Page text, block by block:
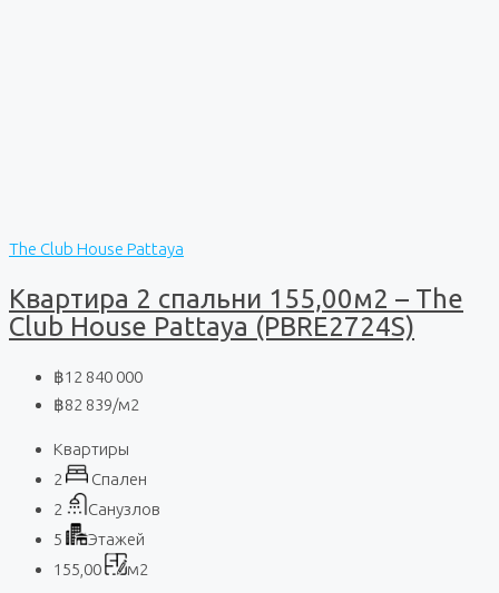
The Club House Pattaya
Квартира 2 спальни 155,00м2 – The
Club House Pattaya (PBRE2724S)
฿12 840 000
฿82 839/м2
Квартиры
2
Спален
2
Санузлов
5
Этажей
155,00
м2